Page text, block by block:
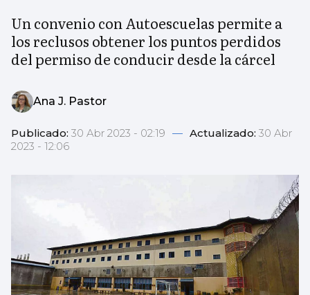
Un convenio con Autoescuelas permite a
los reclusos obtener los puntos perdidos
del permiso de conducir desde la cárcel
Ana J. Pastor
Publicado: 30 Abr 2023 - 02:19 — Actualizado: 30 Abr
2023 - 12:06